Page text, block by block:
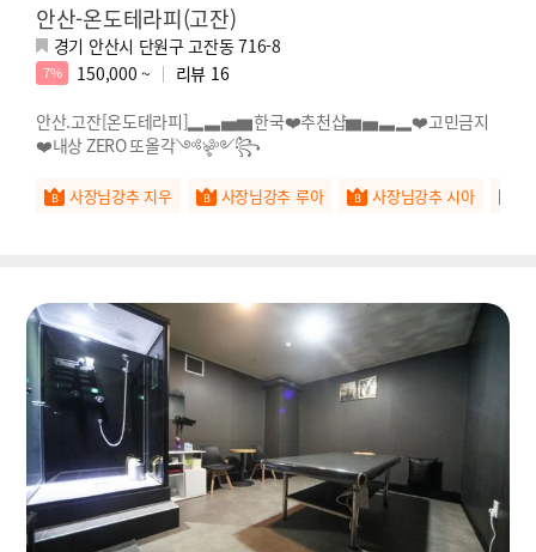
안산-온도테라피(고잔)
경기 안산시 단원구 고잔동 716-8
7% 150,000 ~ 리뷰 16
안산.고잔[온도테라피]▂▃▅▆한국❤️추천샵▆▅▃▂❤️고민금지
❤️내상 ZERO 또올각༺ৡ༻꧂
사장님강추 지우 사장님강추 루아 사장님강추 시아